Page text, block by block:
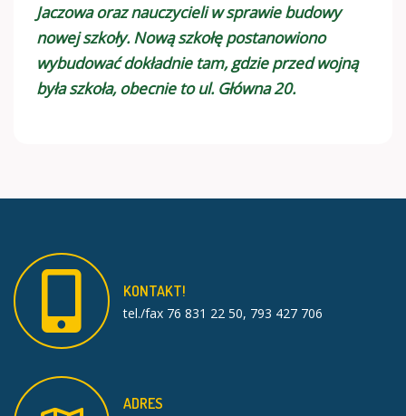
Jaczowa oraz nauczycieli w sprawie budowy
nowej szkoły. Nową szkołę postanowiono
wybudować dokładnie tam, gdzie przed wojną
była szkoła, obecnie to ul. Główna 20.
KONTAKT!
tel./fax 76 831 22 50, 793 427 706
ADRES